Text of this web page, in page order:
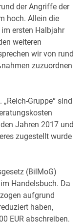
der Angriffe der
hoch. Allein die
ersten Halbjahr
weiteren
wir von rund
zuzuordnen
Gruppe“ sind
Jahren 2017 und
zugestellt wurde
(BilMoG)
Handelsbuch. Da
aufgrund
haben,
EUR abschreiben.